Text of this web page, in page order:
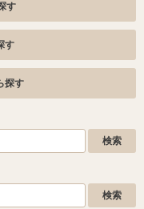
す
す
探す